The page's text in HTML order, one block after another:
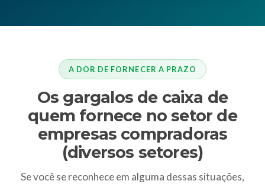
A DOR DE FORNECER A PRAZO
Os gargalos de caixa de
quem fornece no setor de
empresas compradoras
(diversos setores)
Se você se reconhece em alguma dessas situações,